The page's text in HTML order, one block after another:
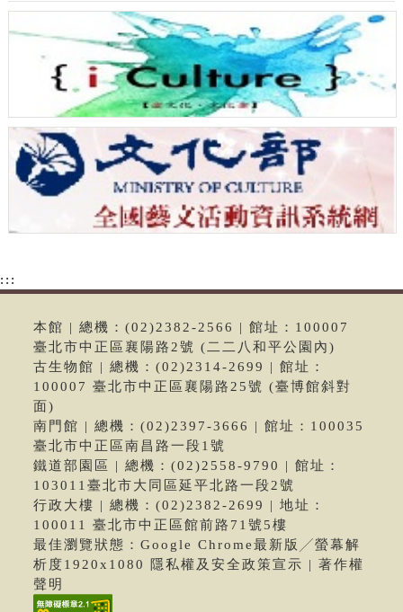
:::
本館 | 總機：(02)2382-2566 | 館址：100007
臺北市中正區襄陽路2號 (二二八和平公園內)
古生物館 | 總機：(02)2314-2699 | 館址：
100007 臺北市中正區襄陽路25號 (臺博館斜對
面)
南門館 | 總機：(02)2397-3666 | 館址：100035
臺北市中正區南昌路一段1號
鐵道部園區 | 總機：(02)2558-9790 | 館址：
103011臺北市大同區延平北路一段2號
行政大樓 | 總機：(02)2382-2699 | 地址：
100011 臺北市中正區館前路71號5樓
最佳瀏覽狀態：Google Chrome最新版╱螢幕解
析度1920x1080 隱私權及安全政策宣示 | 著作權
聲明